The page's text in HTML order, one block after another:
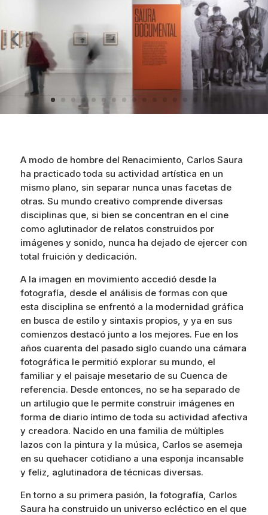
A modo de hombre del Renacimiento, Carlos Saura
ha practicado toda su actividad artística en un
mismo plano, sin separar nunca unas facetas de
otras. Su mundo creativo comprende diversas
disciplinas que, si bien se concentran en el cine
como aglutinador de relatos construidos por
imágenes y sonido, nunca ha dejado de ejercer con
total fruición y dedicación.
A la imagen en movimiento accedió desde la
fotografía, desde el análisis de formas con que
esta disciplina se enfrentó a la modernidad gráfica
en busca de estilo y sintaxis propios, y ya en sus
comienzos destacó junto a los mejores. Fue en los
años cuarenta del pasado siglo cuando una cámara
fotográfica le permitió explorar su mundo, el
familiar y el paisaje mesetario de su Cuenca de
referencia. Desde entonces, no se ha separado de
un artilugio que le permite construir imágenes en
forma de diario íntimo de toda su actividad afectiva
y creadora. Nacido en una familia de múltiples
lazos con la pintura y la música, Carlos se asemeja
en su quehacer cotidiano a una esponja incansable
y feliz, aglutinadora de técnicas diversas.
En torno a su primera pasión, la fotografía, Carlos
Saura ha construido un universo ecléctico en el que